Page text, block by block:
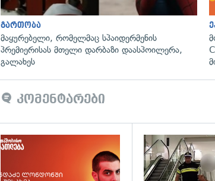
გართობა
მაყურებელი, რომელმაც სპაიდერმენის
პრემიერისას მთელი დარბაზი დაასპოილერა,
გალახეს
კომენტარები